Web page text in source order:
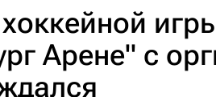
Арене" с